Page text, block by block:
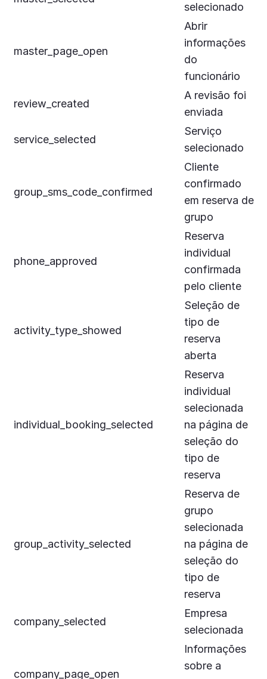
selecionado
master_page_open
Abrir
informações
do
funcionário
review_created
A revisão foi
enviada
service_selected
Serviço
selecionado
group_sms_code_confirmed
Cliente
confirmado
em reserva de
grupo
phone_approved
Reserva
individual
confirmada
pelo cliente
activity_type_showed
Seleção de
tipo de
reserva
aberta
individual_booking_selected
Reserva
individual
selecionada
na página de
seleção do
tipo de
reserva
group_activity_selected
Reserva de
grupo
selecionada
na página de
seleção do
tipo de
reserva
company_selected
Empresa
selecionada
company_page_open
Informações
sobre a